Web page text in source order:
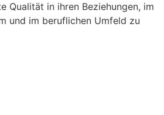
Qualität in ihren Beziehungen, im
und im beruflichen Umfeld zu